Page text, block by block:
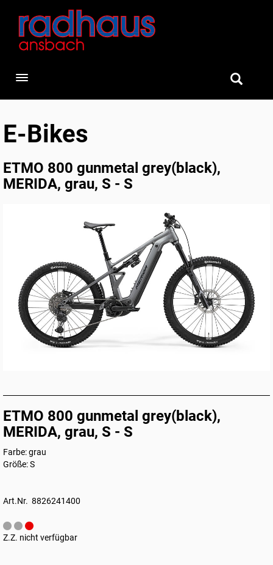
Toggle navigation
E-Bikes
ETMO 800 gunmetal grey(black),
MERIDA, grau, S - S
ETMO 800 gunmetal grey(black),
MERIDA, grau, S - S
Farbe: grau
Größe: S
Art.Nr. 8826241400
Z.Z. nicht verfügbar